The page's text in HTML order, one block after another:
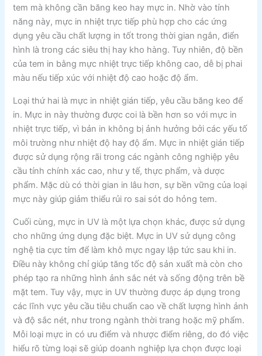
tem mà không cần băng keo hay mực in. Nhờ vào tính
năng này, mực in nhiệt trực tiếp phù hợp cho các ứng
dụng yêu cầu chất lượng in tốt trong thời gian ngắn, điển
hình là trong các siêu thị hay kho hàng. Tuy nhiên, độ bền
của tem in bằng mực nhiệt trực tiếp không cao, dễ bị phai
màu nếu tiếp xúc với nhiệt độ cao hoặc độ ẩm.
Loại thứ hai là mực in nhiệt gián tiếp, yêu cầu băng keo để
in. Mực in này thường được coi là bền hơn so với mực in
nhiệt trực tiếp, vì bản in không bị ảnh hưởng bởi các yếu tố
môi trường như nhiệt độ hay độ ẩm. Mực in nhiệt gián tiếp
được sử dụng rộng rãi trong các ngành công nghiệp yêu
cầu tính chính xác cao, như y tế, thực phẩm, và dược
phẩm. Mặc dù có thời gian in lâu hơn, sự bền vững của loại
mực này giúp giảm thiểu rủi ro sai sót do hỏng tem.
Cuối cùng, mực in UV là một lựa chọn khác, được sử dụng
cho những ứng dụng đặc biệt. Mực in UV sử dụng công
nghệ tia cực tím để làm khô mực ngay lập tức sau khi in.
Điều này không chỉ giúp tăng tốc độ sản xuất mà còn cho
phép tạo ra những hình ảnh sắc nét và sống động trên bề
mặt tem. Tuy vậy, mực in UV thường được áp dụng trong
các lĩnh vực yêu cầu tiêu chuẩn cao về chất lượng hình ảnh
và độ sắc nét, như trong ngành thời trang hoặc mỹ phẩm.
Mỗi loại mực in có ưu điểm và nhược điểm riêng, do đó việc
hiểu rõ từng loại sẽ giúp doanh nghiệp lựa chọn được loại